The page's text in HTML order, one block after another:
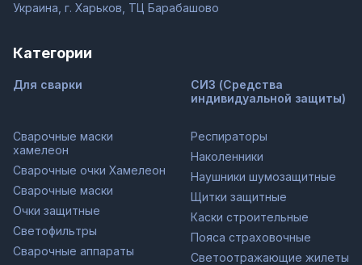
Украина, г. Харьков, ТЦ Барабашово
Категории
Для сварки
Сварочные маски
хамелеон
Сварочные очки Хамелеон
Сварочные маски
Очки защитные
Светофильтры
Сварочные аппараты
СИЗ (Средства
индивидуальной защиты)
Респираторы
Наколенники
Наушники шумозащитные
Щитки защитные
Каски строительные
Пояса страховочные
Светоотражающие жилеты